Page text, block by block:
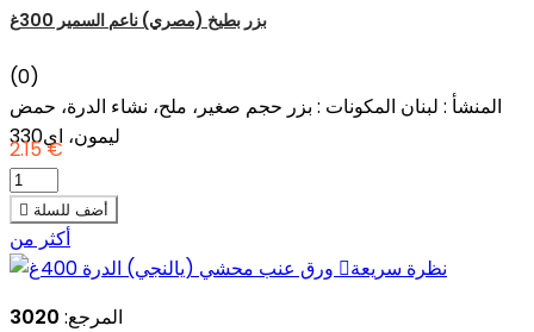
بزر بطيخ (مصري) ناعم السمير 300غ
(0)
المنشأ : لبنان المكونات : بزر حجم صغير، ملح، نشاء الدرة، حمض
ليمون، اي3302.15 €
 أضف للسلة
أكثر من
نظرة سريعة
المرجع: 3020